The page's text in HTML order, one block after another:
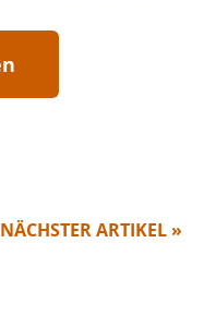
NÄCHSTER ARTIKEL »